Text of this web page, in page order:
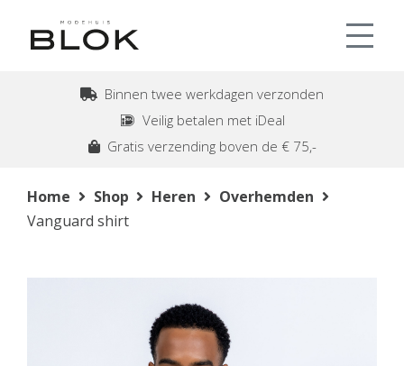
Binnen twee werkdagen verzonden
Veilig betalen met iDeal
Gratis verzending boven de € 75,-
Home Shop Heren
Overhemden
Vanguard shirt